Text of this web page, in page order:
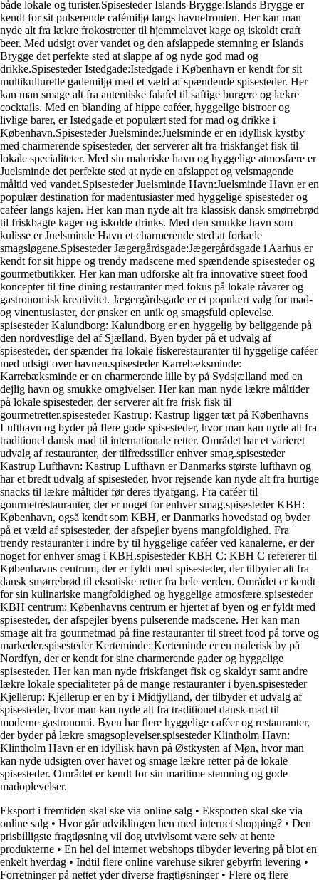
både lokale og turister.Spisesteder Islands Brygge:Islands Brygge er
kendt for sit pulserende cafémiljø langs havnefronten. Her kan man
nyde alt fra lækre frokostretter til hjemmelavet kage og iskoldt craft
beer. Med udsigt over vandet og den afslappede stemning er Islands
Brygge det perfekte sted at slappe af og nyde god mad og
drikke.Spisesteder Istedgade:Istedgade i København er kendt for sit
multikulturelle gademiljø med et væld af spændende spisesteder. Her
kan man smage alt fra autentiske falafel til saftige burgere og lækre
cocktails. Med en blanding af hippe caféer, hyggelige bistroer og
livlige barer, er Istedgade et populært sted for mad og drikke i
København.Spisesteder Juelsminde:Juelsminde er en idyllisk kystby
med charmerende spisesteder, der serverer alt fra friskfanget fisk til
lokale specialiteter. Med sin maleriske havn og hyggelige atmosfære er
Juelsminde det perfekte sted at nyde en afslappet og velsmagende
måltid ved vandet.Spisesteder Juelsminde Havn:Juelsminde Havn er en
populær destination for madentusiaster med hyggelige spisesteder og
caféer langs kajen. Her kan man nyde alt fra klassisk dansk smørrebrød
til friskbagte kager og iskolde drinks. Med den smukke havn som
kulisse er Juelsminde Havn et charmerende sted at forkæle
smagsløgene.Spisesteder Jægergårdsgade:Jægergårdsgade i Aarhus er
kendt for sit hippe og trendy madscene med spændende spisesteder og
gourmetbutikker. Her kan man udforske alt fra innovative street food
koncepter til fine dining restauranter med fokus på lokale råvarer og
gastronomisk kreativitet. Jægergårdsgade er et populært valg for mad-
og vinentusiaster, der ønsker en unik og smagsfuld oplevelse.
spisesteder Kalundborg: Kalundborg er en hyggelig by beliggende på
den nordvestlige del af Sjælland. Byen byder på et udvalg af
spisesteder, der spænder fra lokale fiskerestauranter til hyggelige caféer
med udsigt over havnen.spisesteder Karrebæksminde:
Karrebæksminde er en charmerende lille by på Sydsjælland med en
dejlig havn og smukke omgivelser. Her kan man nyde lækre måltider
på lokale spisesteder, der serverer alt fra frisk fisk til
gourmetretter.spisesteder Kastrup: Kastrup ligger tæt på Københavns
Lufthavn og byder på flere gode spisesteder, hvor man kan nyde alt fra
traditionel dansk mad til internationale retter. Området har et varieret
udvalg af restauranter, der tilfredsstiller enhver smag.spisesteder
Kastrup Lufthavn: Kastrup Lufthavn er Danmarks største lufthavn og
har et bredt udvalg af spisesteder, hvor rejsende kan nyde alt fra hurtige
snacks til lækre måltider før deres flyafgang. Fra caféer til
gourmetrestauranter, der er noget for enhver smag.spisesteder KBH:
København, også kendt som KBH, er Danmarks hovedstad og byder
på et væld af spisesteder, der afspejler byens mangfoldighed. Fra
trendy restauranter i indre by til hyggelige caféer ved kanalerne, er der
noget for enhver smag i KBH.spisesteder KBH C: KBH C refererer til
Københavns centrum, der er fyldt med spisesteder, der tilbyder alt fra
dansk smørrebrød til eksotiske retter fra hele verden. Området er kendt
for sin kulinariske mangfoldighed og hyggelige atmosfære.spisesteder
KBH centrum: Københavns centrum er hjertet af byen og er fyldt med
spisesteder, der afspejler byens pulserende madscene. Her kan man
smage alt fra gourmetmad på fine restauranter til street food på torve og
markeder.spisesteder Kerteminde: Kerteminde er en malerisk by på
Nordfyn, der er kendt for sine charmerende gader og hyggelige
spisesteder. Her kan man nyde friskfanget fisk og skaldyr samt andre
lækre lokale specialiteter på de mange restauranter i byen.spisesteder
Kjellerup: Kjellerup er en by i Midtjylland, der tilbyder et udvalg af
spisesteder, hvor man kan nyde alt fra traditionel dansk mad til
moderne gastronomi. Byen har flere hyggelige caféer og restauranter,
der byder på lækre smagsoplevelser.spisesteder Klintholm Havn:
Klintholm Havn er en idyllisk havn på Østkysten af Møn, hvor man
kan nyde udsigten over havet og smage lækre retter på de lokale
spisesteder. Området er kendt for sin maritime stemning og gode
madoplevelser.
Eksport i fremtiden skal ske via online salg • Eksporten skal ske via
online salg • Hvor går udviklingen hen med internet shopping? • Den
prisbilligste fragtløsning vil dog utvivlsomt være selv at hente
produkterne • En hel del internet webshops tilbyder levering på blot en
enkelt hverdag • Indtil flere online varehuse sikrer gebyrfri levering •
Forretninger på nettet yder diverse fragtløsninger• Flere og flere